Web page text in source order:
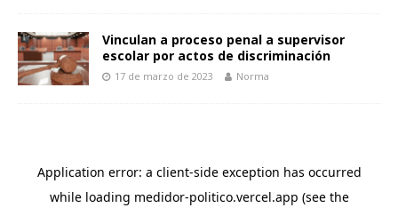
Vinculan a proceso penal a supervisor
escolar por actos de discriminación
17 de marzo de 2023 Norma